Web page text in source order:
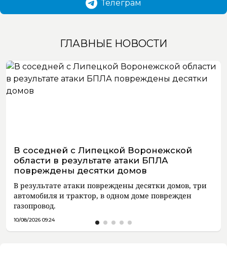
Телеграм
ГЛАВНЫЕ НОВОСТИ
В соседней с Липецкой Воронежской
области в результате атаки БПЛА
повреждены десятки домов
В результате атаки повреждены десятки домов, три
автомобиля и трактор, в одном доме поврежден
газопровод.
10/08/2026 09:24